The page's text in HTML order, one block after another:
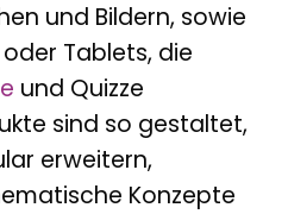
und Bildern, sowie
Tablets, die
und Quizze
sind so gestaltet,
erweitern,
Konzepte